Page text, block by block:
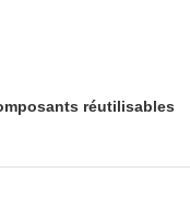
réutilisables